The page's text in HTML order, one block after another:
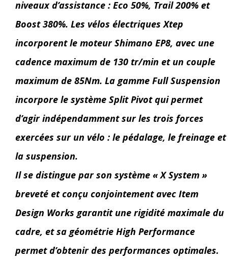
niveaux d’assistance : Eco 50%, Trail 200% et
Boost 380%. Les vélos électriques Xtep
incorporent le moteur Shimano EP8, avec une
cadence maximum de 130 tr/min et un couple
maximum de 85Nm. La gamme Full Suspension
incorpore le système Split Pivot qui permet
d’agir indépendamment sur les trois forces
exercées sur un vélo : le pédalage, le freinage et
la suspension.
Il se distingue par son système « X System »
breveté et conçu conjointement avec Item
Design Works garantit une rigidité maximale du
cadre, et sa géométrie High Performance
permet d’obtenir des performances optimales.